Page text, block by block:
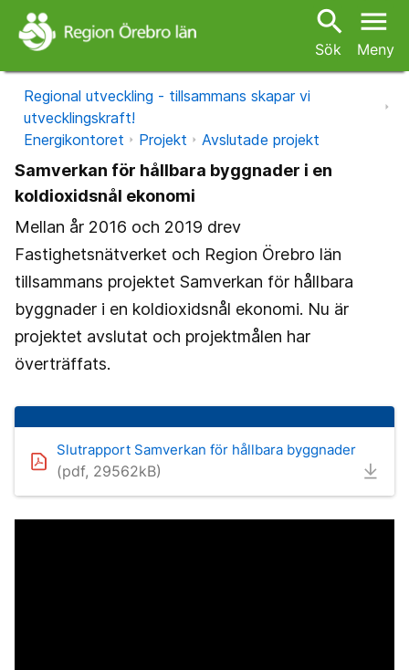
search
Sök
menu
Meny
Regional utveckling - tillsammans skapar vi
utvecklingskraft!
Energikontoret
Projekt Avslutade projekt
Samverkan för hållbara byggnader i en
koldioxidsnål ekonomi
Mellan år 2016 och 2019 drev
Fastighetsnätverket och Region Örebro län
tillsammans projektet Samverkan för hållbara
byggnader i en koldioxidsnål ekonomi. Nu är
projektet avslutat och projektmålen har
överträffats.
Slutrapport Samverkan för hållbara byggnader
(pdf, 29562kB)